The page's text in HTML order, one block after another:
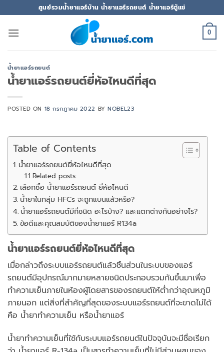
ไป
ยัง
ศูนย์รวมน้ำยาแอร์บ้าน น้ำยาแอร์รถยนต์ น้ำยาแอร์ตู้แช่
0
น้ำยาแอร์รถยนต์
น้ำยาแอร์รถยนต์ยี่ห้อไหนดีที่สุด
POSTED ON 18 กรกฎาคม 2022 BYNOBEL23
Table of Contents
น้ำยาแอร์รถยนต์ยี่ห้อไหนดีที่สุด
Related posts:
เลือกซื้อ น้ำยาแอร์รถยนต์ ยี่ห้อไหนดี
น้ำยาในกลุ่ม HFCs จะถูกแบนแล้วหรือ?
น้ำยาแอร์รถยนต์มีกี่ชนิด อะไรบ้าง? และแตกต่างกันอย่างไร?
ข้อดีและคุณสมบัติของน้ำยาแอร์ R134a
น้ำยาแอร์รถยนต์ยี่ห้อไหนดีที่สุด
เมื่อกล่าวถึงระบบแอร์รถยนต์แล้วชิ้นส่วนในระบบของแอร์
รถยนต์มีอุปกรณ์มากมายหลายชนิดประกอบรวมกันขึ้นมาเพื่อ
ทำความเย็นภายในห้องผู้โดยสารของรถยนต์ให้ต่ำกว่าอุณหภูมิ
ภายนอก แต่สิ่งที่สำคัญที่สุดของระบบแอร์รถยนต์ที่จะขาดไม่ได้
คือ น้ำยาทำความเย็น หรือน้ำยาแอร์
น้ำยาทำความเย็นที่ใช้กับระบบแอร์รถยนต์ในปัจจุบันจะมีชื่อเรียก